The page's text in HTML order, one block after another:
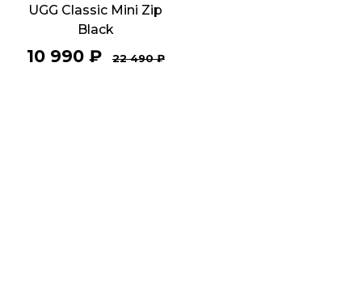
UGG Classic Mini Zip
Black
10 990₽ 22 490₽